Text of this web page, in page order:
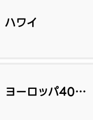
ハワイ
ヨーロッパ40ヵ国周遊